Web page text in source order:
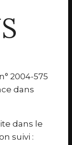
2004-575
dans
dans le
suivi :